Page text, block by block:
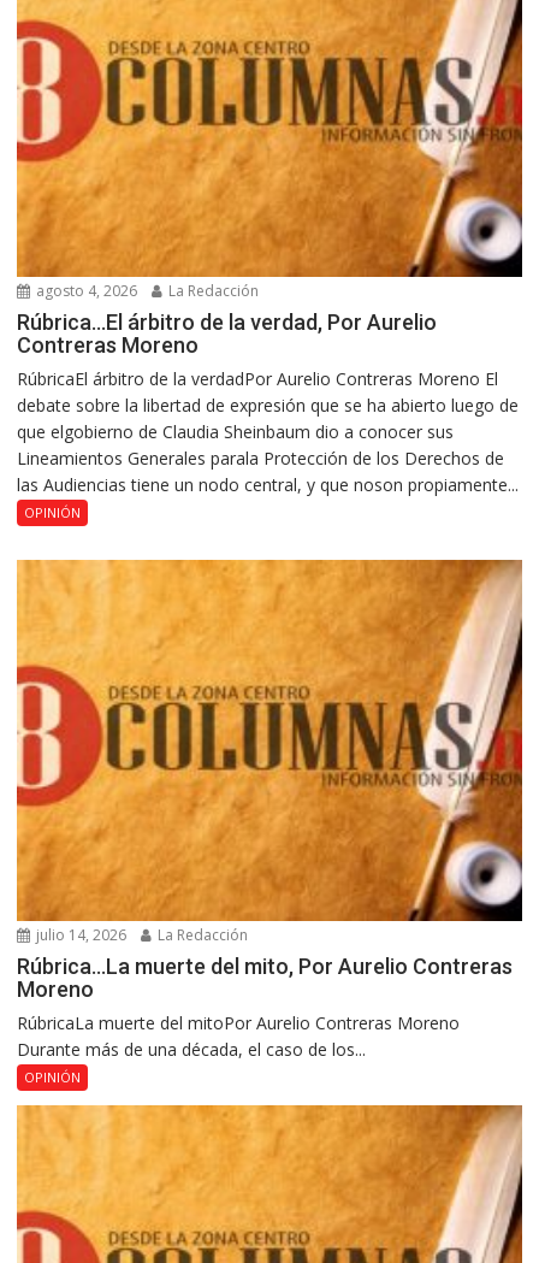
agosto 4, 2026 La Redacción
Rúbrica…El árbitro de la verdad, Por Aurelio
Contreras Moreno
RúbricaEl árbitro de la verdadPor Aurelio Contreras Moreno El
debate sobre la libertad de expresión que se ha abierto luego de
que elgobierno de Claudia Sheinbaum dio a conocer sus
Lineamientos Generales parala Protección de los Derechos de
las Audiencias tiene un nodo central, y que noson propiamente...
OPINIÓN
julio 14, 2026 La Redacción
Rúbrica…La muerte del mito, Por Aurelio Contreras
Moreno
RúbricaLa muerte del mitoPor Aurelio Contreras Moreno
Durante más de una década, el caso de los...
OPINIÓN